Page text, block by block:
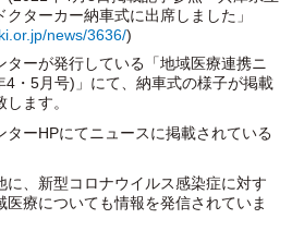
ターカー納車式に出席しました」
news/3636/)
ターが発行している「地域医療連携ニ
・5月号)」にて、納車式の様子が掲載
ます。
ターHPにてニュースに掲載されている
に、新型コロナウイルス感染症に対す
医療についても情報を発信されていま